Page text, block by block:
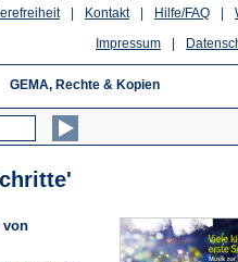
Hilfe/FAQ
Kontakt
Impressum
GEMA, Rechte & Kopien
von